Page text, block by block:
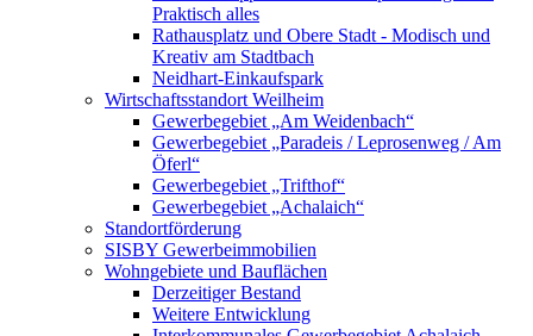
Praktisch alles
Rathausplatz und Obere Stadt - Modisch und
Kreativ am Stadtbach
Neidhart-Einkaufspark
Wirtschaftsstandort Weilheim
Gewerbegebiet „Am Weidenbach“
Gewerbegebiet „Paradeis / Leprosenweg / Am
Öferl“
Gewerbegebiet „Trifthof“
Gewerbegebiet „Achalaich“
Standortförderung
SISBY Gewerbeimmobilien
Wohngebiete und Bauflächen
Derzeitiger Bestand
Weitere Entwicklung